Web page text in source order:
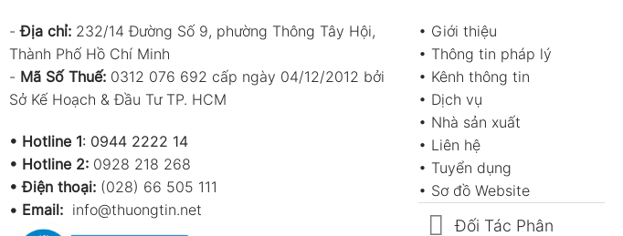
-Địa chỉ: 232/14 Đường Số 9, phường Thông Tây Hội,
Thành Phố Hồ Chí Minh
- Mã Số Thuế: 0312 076 692 cấp ngày 04/12/2012 bởi
Sở Kế Hoạch & Đầu Tư TP. HCM
• Hotline 1: 0944 2222 14
• Hotline 2: 0928 218 268
• Điện thoại: (028) 66 505 111
• Email: info@thuongtin.net
• Giới thiệu
• Thông tin pháp lý
• Kênh thông tin
• Dịch vụ
• Nhà sản xuất
• Liên hệ
• Tuyển dụng
• Sơ đồ Website
Đối Tác Phân